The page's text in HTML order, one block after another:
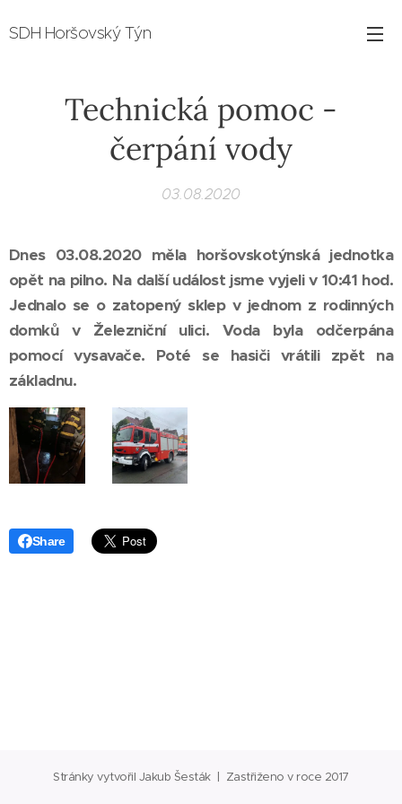
SDH Horšovský Týn
Technická pomoc -
čerpání vody
03.08.2020
Dnes 03.08.2020 měla horšovskotýnská jednotka
opět na pilno. Na další událost jsme vyjeli v 10:41 hod.
Jednalo se o zatopený sklep v jednom z rodinných
domků v Železniční ulici. Voda byla odčerpána
pomocí vysavače. Poté se hasiči vrátili zpět na
základnu.
Share
Stránky vytvořil Jakub Šesták | Zastřiženo v roce 2017